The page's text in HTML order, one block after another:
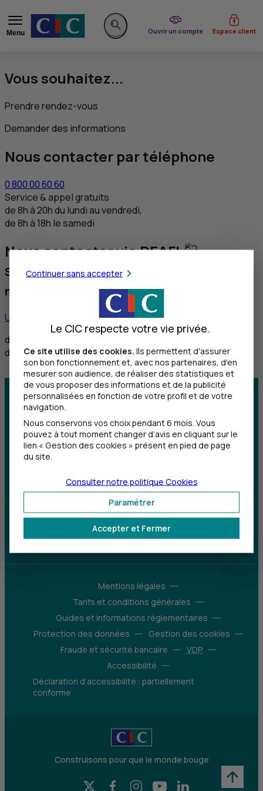
Menu
Rechercher sur le site
Ouvrir un compte
du CIC Espace client
Vous souhaitez...
Prendre rendez-vous
Demander des informations
Nous contacter par téléphone
0 800 00 60 60
Service & appel gratuits
de 8h à 20h du lundi au vendredi,
de 8h à 18h le samedi
Nous contacter via DEAFI
Service réservé aux personnes sourdes et
malentendantes
Utiliser ce service
de 8h30 à 12h et de 14h à 18h du lundi au vendredi,
de 8h30 à 12h le samedi
Centre d'aide Trouver une agence
Sourds et
malentendants
Parrainez un proche et profitez ensemble
d’avantages
Mentions légales
Tarifs et conditions générales
Guides et informations réglementaires
Protection des données
Gestion des cookies
Fraude et sécurité bancaire
VDP
Accessibilité
Déclaration d’accessibilité : partiellement
conforme
Construisons pour que le monde bouge
X (Twitter) - CIC
Facebook - CIC
Instagram - CIC
YouTube - CICLinkedIn - CIC
Continuer sans accepter
Le CIC respecte votre vie privée.
Ce site utilise des cookies. Ils permettent d'assurer
son bon fonctionnement et, avec nos partenaires, d'en
mesurer son audience, de réaliser des statistiques et
de vous proposer des informations et de la publicité
personnalisées en fonction de votre profil et de votre
navigation.
Nous conservons vos choix pendant 6 mois. Vous
pouvez à tout moment changer d’avis en cliquant sur le
lien « Gestion des cookies » présent en pied de page
du site.
Accepter et Fermer
Paramétrer
Consulter notre politique Cookies